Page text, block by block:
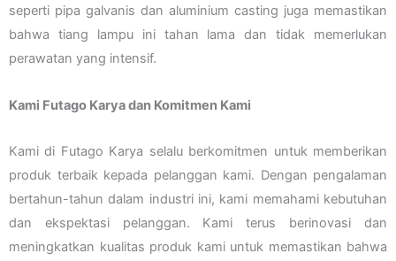
seperti pipa galvanis dan aluminium casting juga memastikan
bahwa tiang lampu ini tahan lama dan tidak memerlukan
perawatan yang intensif.
Kami Futago Karya dan Komitmen Kami
Kami di Futago Karya selalu berkomitmen untuk memberikan
produk terbaik kepada pelanggan kami. Dengan pengalaman
bertahun-tahun dalam industri ini, kami memahami kebutuhan
dan ekspektasi pelanggan. Kami terus berinovasi dan
meningkatkan kualitas produk kami untuk memastikan bahwa